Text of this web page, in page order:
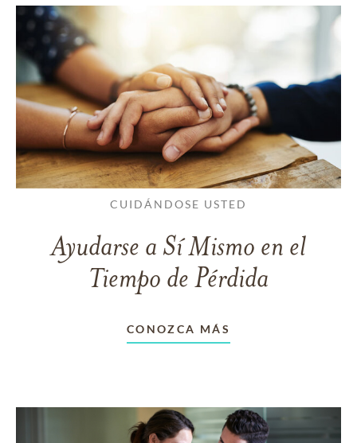
CUIDÁNDOSE USTED
Ayudarse a Sí Mismo en el
Tiempo de Pérdida
CONOZCA MÁS